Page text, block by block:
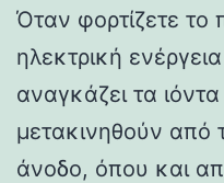
Όταν φορτίζετε
ηλεκτρική
αναγκάζει τα ιόντα
μετακινηθούν από
άνοδο, όπου και